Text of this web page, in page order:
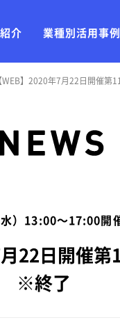
介 業種別活用事例
WEB】2020年7月22日開催
）13:00～17:00開
月22日開催
※終了